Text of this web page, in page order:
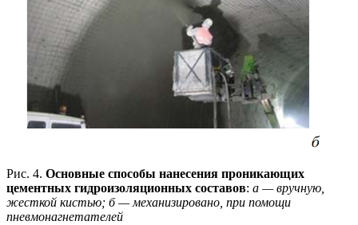
Рис. 4. Основные способы нанесения проникающих
цементных гидроизоляционных составов: а — вручную,
жесткой кистью; б — механизировано, при помощи
пневмонагнетателей